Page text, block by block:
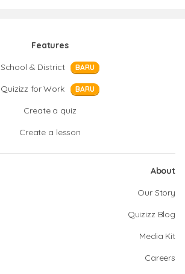
Features
School & District
BARU
Quizizz for Work BARU
Create a quiz
Create a lesson
About
Our Story
Quizizz Blog
Media Kit
Careers